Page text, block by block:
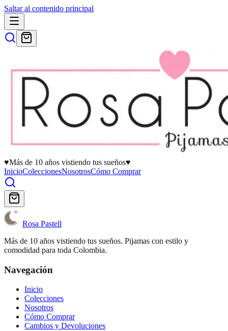
Saltar al contenido principal
♥Más de 10 años vistiendo tus sueños♥
InicioColeccionesNosotrosCómo Comprar
Rosa Pastell
Más de 10 años vistiendo tus sueños. Pijamas con estilo y
comodidad para toda Colombia.
Navegación
Inicio
Colecciones
Nosotros
Cómo Comprar
Cambios y Devoluciones